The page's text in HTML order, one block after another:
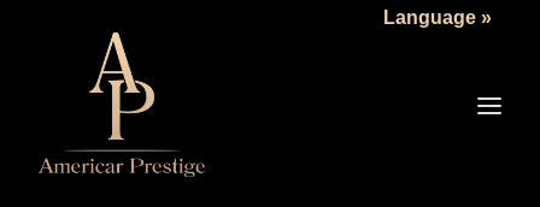
LA SOCIÉTÉ
LES VÉHICULES
TARIFS
Language »